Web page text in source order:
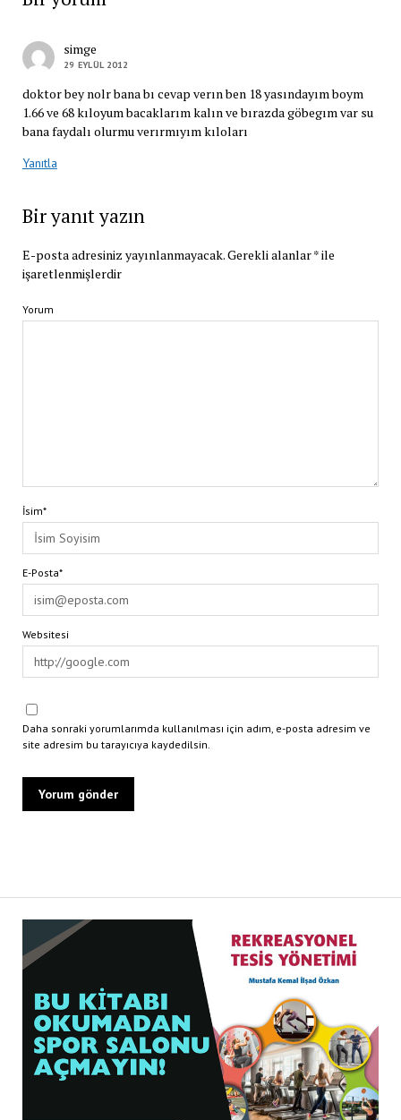
simge
29 EYLÜL 2012
doktor bey nolr bana bı cevap verın ben 18 yasındayım boym
1.66 ve 68 kıloyum bacaklarım kalın ve bırazda göbegım var su
bana faydalı olurmu verırmıyım kıloları
Yanıtla
Bir yanıt yazın
E-posta adresiniz yayınlanmayacak.Gerekli alanlar*ile
işaretlenmişlerdir
Yorum
İsim*
E-Posta*
Websitesi
Daha sonraki yorumlarımda kullanılması için adım, e-posta adresim ve
site adresim bu tarayıcıya kaydedilsin.